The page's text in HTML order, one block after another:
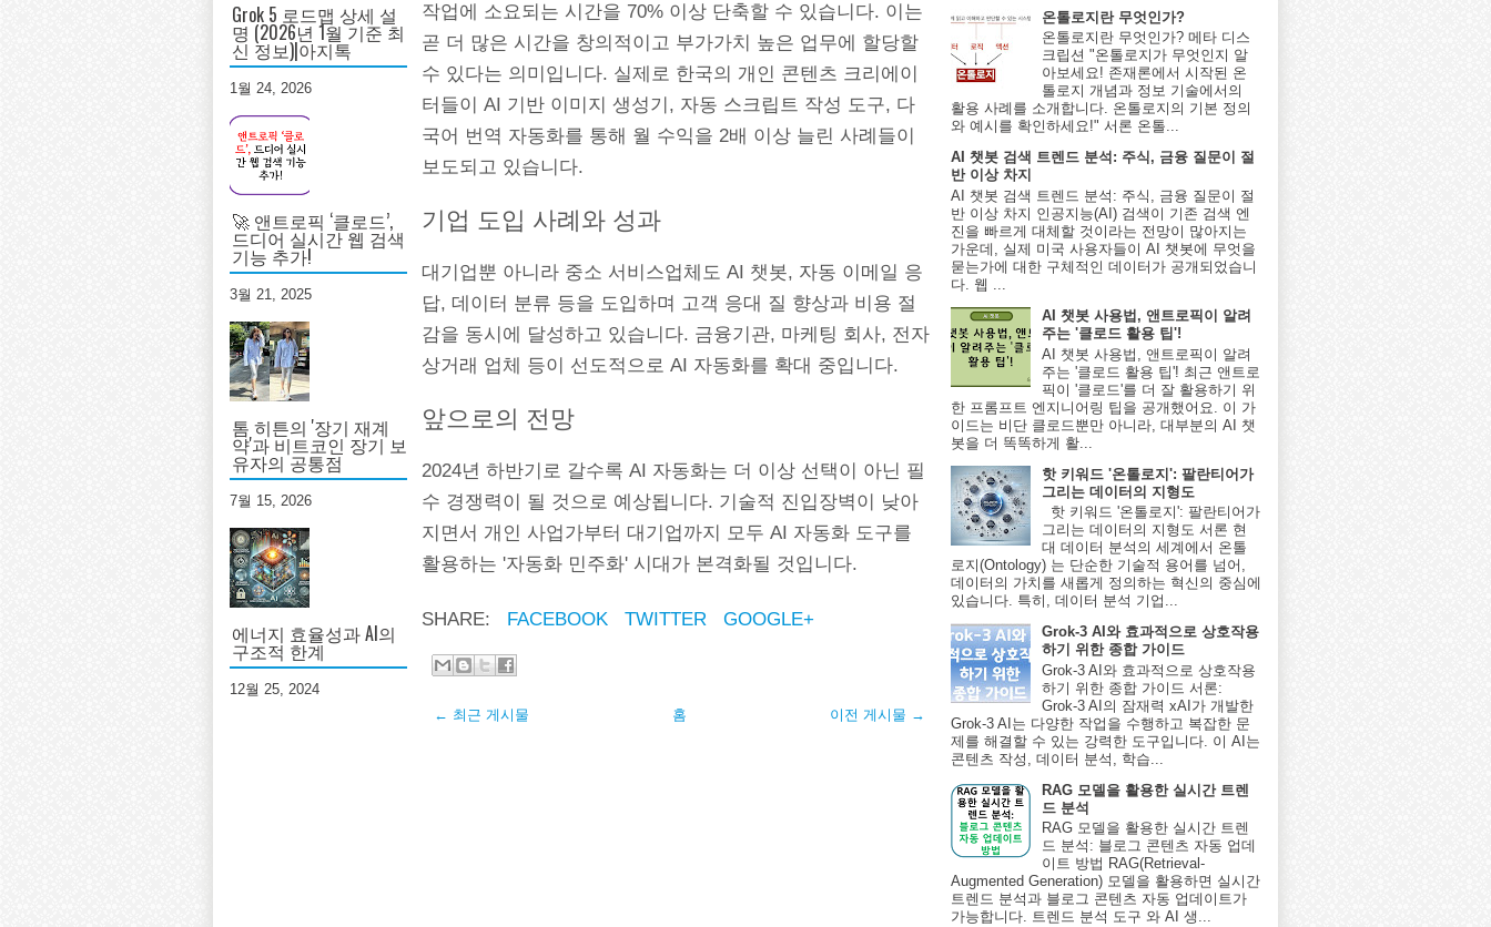
Grok 5 로드맵 상세 설
명 (2026년 1월 기준 최
신 정보)|아지톡
1월 24, 2026
🚀 앤트로픽 ‘클로드’,
드디어 실시간 웹 검색
기능 추가!
3월 21, 2025
톰 히튼의 '장기 재계
약'과 비트코인 장기 보
유자의 공통점
7월 15, 2026
에너지 효율성과 AI의
구조적 한계
12월 25, 2024
작업에 소요되는 시간을 70% 이상 단축할 수 있습니다. 이는
곧 더 많은 시간을 창의적이고 부가가치 높은 업무에 할당할
수 있다는 의미입니다. 실제로 한국의 개인 콘텐츠 크리에이
터들이 AI 기반 이미지 생성기, 자동 스크립트 작성 도구, 다
국어 번역 자동화를 통해 월 수익을 2배 이상 늘린 사례들이
보도되고 있습니다.
기업 도입 사례와 성과
대기업뿐 아니라 중소 서비스업체도 AI 챗봇, 자동 이메일 응
답, 데이터 분류 등을 도입하며 고객 응대 질 향상과 비용 절
감을 동시에 달성하고 있습니다. 금융기관, 마케팅 회사, 전자
상거래 업체 등이 선도적으로 AI 자동화를 확대 중입니다.
앞으로의 전망
2024년 하반기로 갈수록 AI 자동화는 더 이상 선택이 아닌 필
수 경쟁력이 될 것으로 예상됩니다. 기술적 진입장벽이 낮아
지면서 개인 사업가부터 대기업까지 모두 AI 자동화 도구를
활용하는 '자동화 민주화' 시대가 본격화될 것입니다.
SHARE: FACEBOOK TWITTER GOOGLE+
← 최근 게시물 이전 게시물 →
홈
온톨로지란 무엇인가?
온톨로지란 무엇인가? 메타 디스
크립션 "온톨로지가 무엇인지 알
아보세요! 존재론에서 시작된 온
톨로지 개념과 정보 기술에서의
활용 사례를 소개합니다. 온톨로지의 기본 정의
와 예시를 확인하세요!" 서론 온톨...
AI 챗봇 검색 트렌드 분석: 주식, 금융 질문이 절
반 이상 차지
AI 챗봇 검색 트렌드 분석: 주식, 금융 질문이 절
반 이상 차지 인공지능(AI) 검색이 기존 검색 엔
진을 빠르게 대체할 것이라는 전망이 많아지는
가운데, 실제 미국 사용자들이 AI 챗봇에 무엇을
묻는가에 대한 구체적인 데이터가 공개되었습니
다. 웹 ...
AI 챗봇 사용법, 앤트로픽이 알려
주는 '클로드 활용 팁'!
AI 챗봇 사용법, 앤트로픽이 알려
주는 '클로드 활용 팁'! 최근 앤트로
픽이 '클로드'를 더 잘 활용하기 위
한 프롬프트 엔지니어링 팁을 공개했어요. 이 가
이드는 비단 클로드뿐만 아니라, 대부분의 AI 챗
봇을 더 똑똑하게 활...
핫 키워드 '온톨로지': 팔란티어가
그리는 데이터의 지형도
핫 키워드 '온톨로지': 팔란티어가
그리는 데이터의 지형도 서론 현
대 데이터 분석의 세계에서 온톨
로지(Ontology) 는 단순한 기술적 용어를 넘어,
데이터의 가치를 새롭게 정의하는 혁신의 중심에
있습니다. 특히, 데이터 분석 기업...
Grok-3 AI와 효과적으로 상호작용
하기 위한 종합 가이드
Grok-3 AI와 효과적으로 상호작용
하기 위한 종합 가이드 서론:
Grok-3 AI의 잠재력 xAI가 개발한
Grok-3 AI는 다양한 작업을 수행하고 복잡한 문
제를 해결할 수 있는 강력한 도구입니다. 이 AI는
콘텐츠 작성, 데이터 분석, 학습...
RAG 모델을 활용한 실시간 트렌
드 분석
RAG 모델을 활용한 실시간 트렌
드 분석: 블로그 콘텐츠 자동 업데
이트 방법 RAG(Retrieval-
Augmented Generation) 모델을 활용하면 실시간
트렌드 분석과 블로그 콘텐츠 자동 업데이트가
가능합니다. 트렌드 분석 도구 와 AI 생...